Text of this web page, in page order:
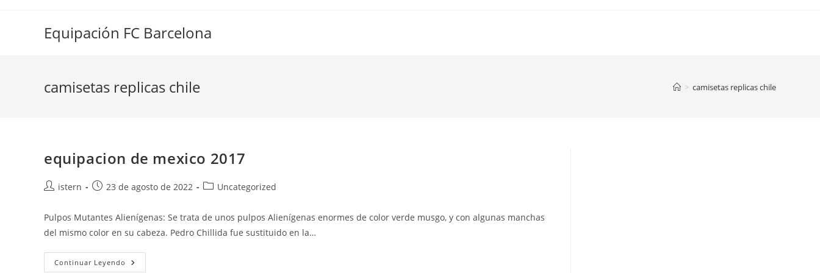
Equipación FC Barcelona
camisetas replicas chile > camisetas replicas chile
equipacion de mexico 2017
Autor
la
entrada:
istern
Publicación
entrada:
23 de agosto de 2022
Categoría
la
entrada:
Uncategorized
Pulpos Mutantes Alienígenas: Se trata de unos pulpos Alienígenas enormes de color verde musgo, y con algunas manchas
del mismo color en su cabeza. Pedro Chillida fue sustituido en la…
Continuar Leyendo Equipacion